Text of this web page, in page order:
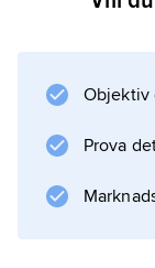
karvsnitt
modell,
utfördes i
Objektiv
Prova